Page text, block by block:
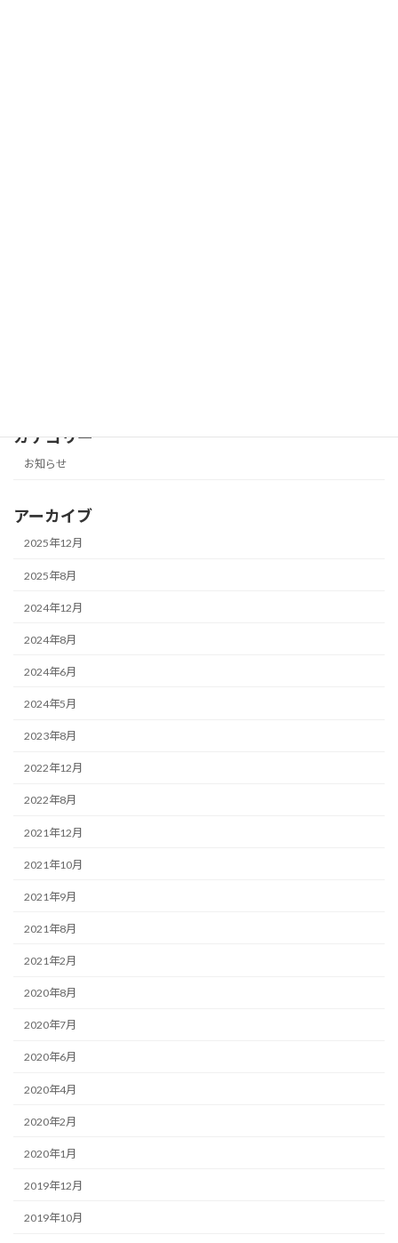
カテゴリー
お知らせ
アーカイブ
2025年12月
2025年8月
2024年12月
2024年8月
2024年6月
2024年5月
2023年8月
2022年12月
2022年8月
2021年12月
2021年10月
2021年9月
2021年8月
2021年2月
2020年8月
2020年7月
2020年6月
2020年4月
2020年2月
2020年1月
2019年12月
2019年10月